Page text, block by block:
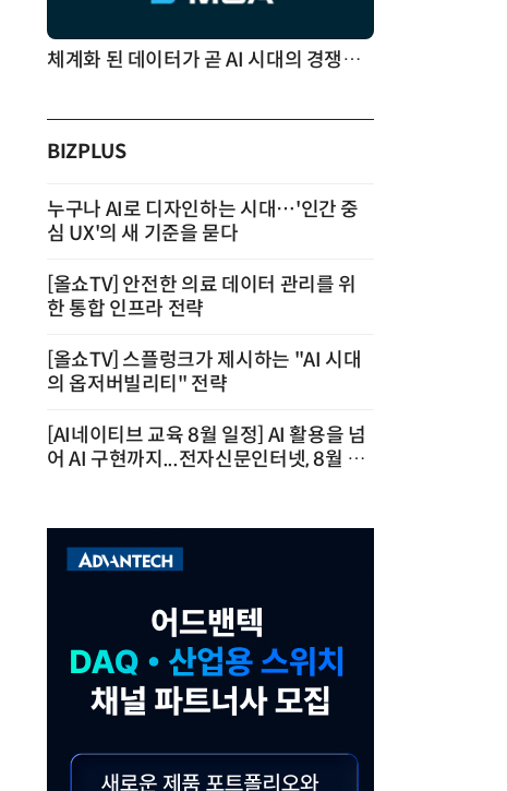
체계화 된 데이터가 곧 AI 시대의 경쟁력이다
BIZPLUS
누구나 AI로 디자인하는 시대…'인간 중
심 UX'의 새 기준을 묻다
[올쇼TV] 안전한 의료 데이터 관리를 위
한 통합 인프라 전략
[올쇼TV] 스플렁크가 제시하는 "AI 시대
의 옵저버빌리티" 전략
[AI네이티브 교육 8월 일정] AI 활용을 넘
어 AI 구현까지...전자신문인터넷, 8월 실